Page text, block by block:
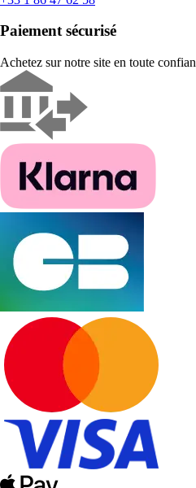
Paiement sécurisé
Achetez sur notre site en toute